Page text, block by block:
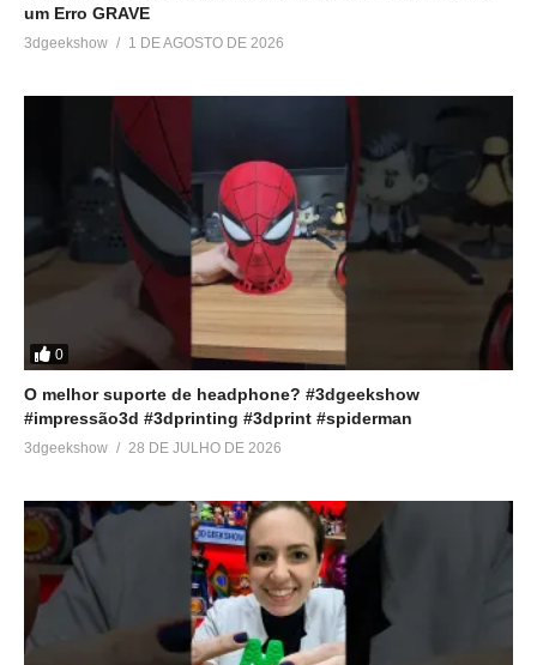
um Erro GRAVE
3dgeekshow 1 DE AGOSTO DE 2026
0
O melhor suporte de headphone? #3dgeekshow
#impressão3d #3dprinting #3dprint #spiderman
3dgeekshow 28 DE JULHO DE 2026